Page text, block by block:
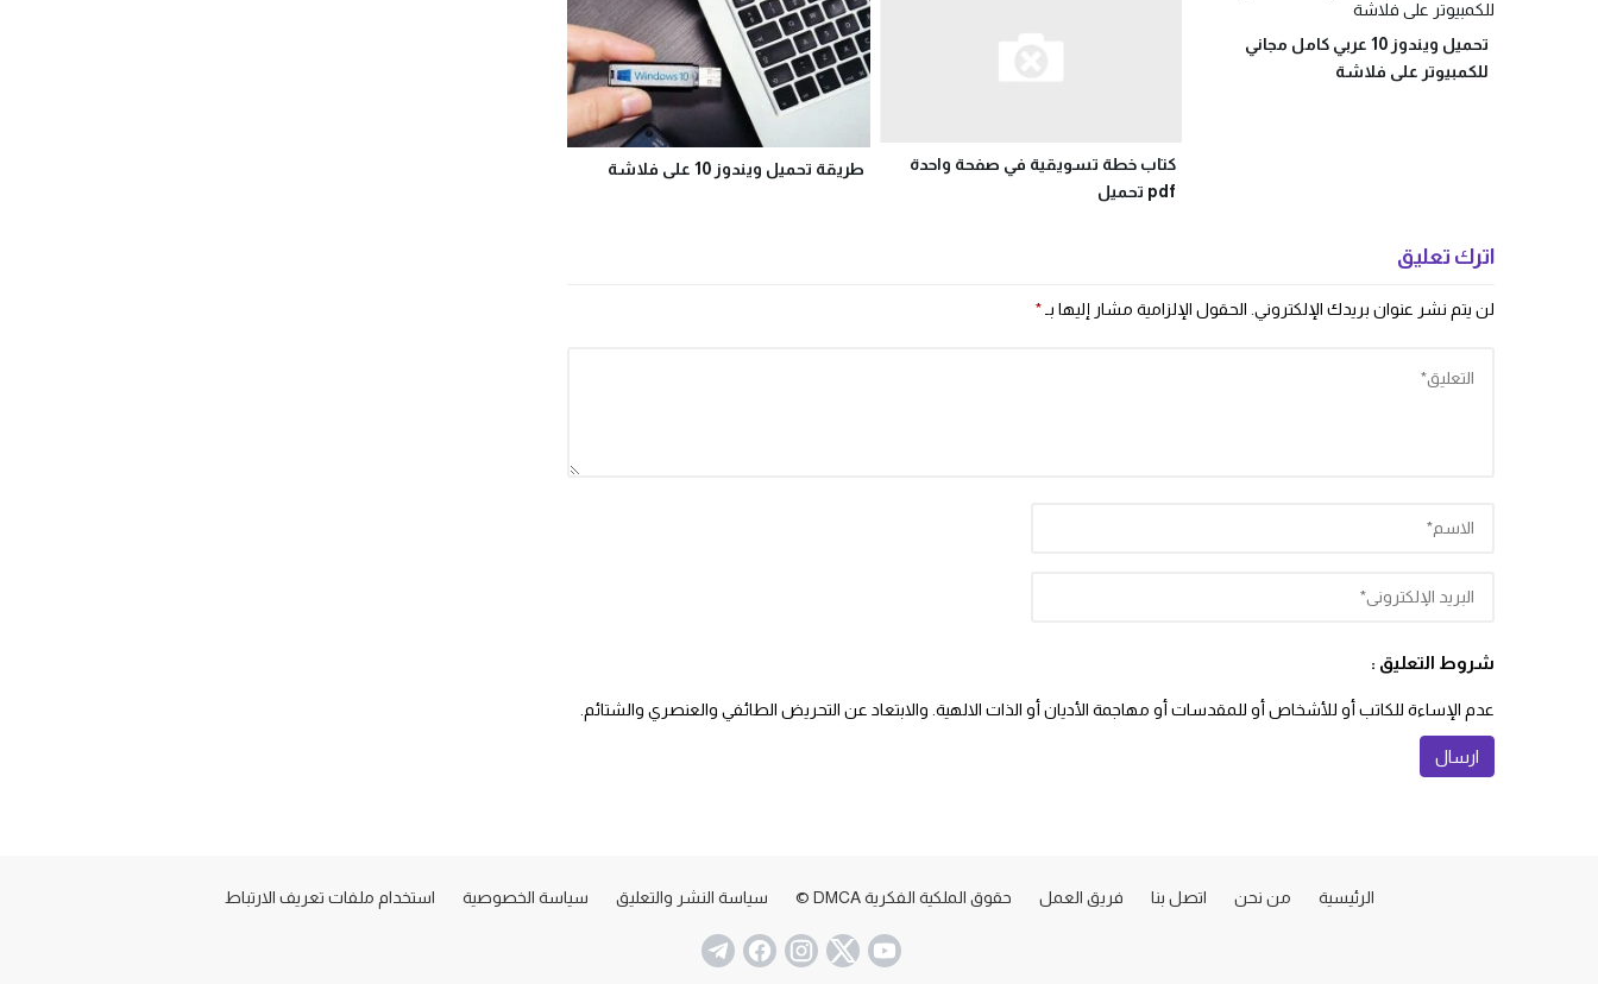
تحميل ويندوز 10 عربي كامل مجاني
للكمبيوتر على فلاشة
كتاب خطة تسويقية في صفحة واحدة
pdf تحميل
طريقة تحميل ويندوز 10 على فلاشة
اترك تعليق
لن يتم نشر عنوان بريدك الإلكتروني. الحقول الإلزامية مشار إليها بـ*
شروط التعليق :
عدم الإساءة للكاتب أو للأشخاص أو للمقدسات أو مهاجمة الأديان أو الذات الالهية. والابتعاد عن التحريض الطائفي والعنصري والشتائم.
الرئيسية من نحن اتصل بنا فريق العمل حقوق الملكية الفكرية DMCA © سياسة النشر والتعليق سياسة الخصوصية استخدام ملفات تعريف الارتباط